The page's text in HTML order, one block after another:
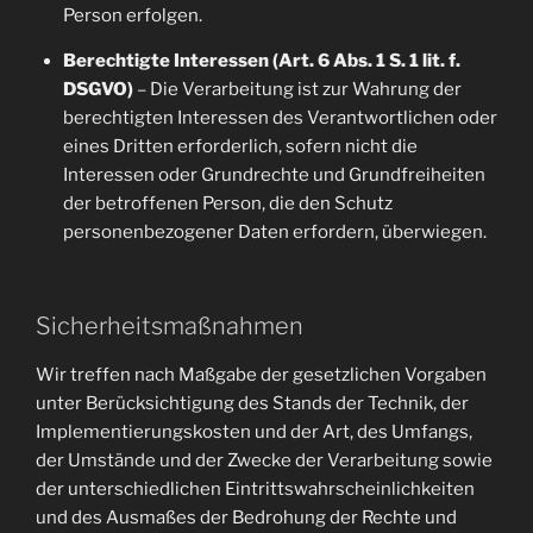
Person erfolgen.
Berechtigte Interessen (Art. 6 Abs. 1 S. 1 lit. f.
DSGVO)– Die Verarbeitung ist zur Wahrung der
berechtigten Interessen des Verantwortlichen oder
eines Dritten erforderlich, sofern nicht die
Interessen oder Grundrechte und Grundfreiheiten
der betroffenen Person, die den Schutz
personenbezogener Daten erfordern, überwiegen.
Sicherheitsmaßnahmen
Wir treffen nach Maßgabe der gesetzlichen Vorgaben
unter Berücksichtigung des Stands der Technik, der
Implementierungskosten und der Art, des Umfangs,
der Umstände und der Zwecke der Verarbeitung sowie
der unterschiedlichen Eintrittswahrscheinlichkeiten
und des Ausmaßes der Bedrohung der Rechte und